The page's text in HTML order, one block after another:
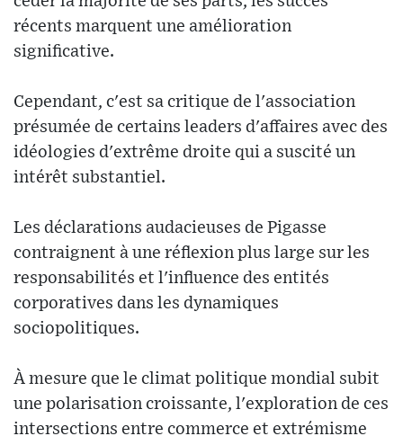
récents marquent une amélioration
significative.
Cependant, c'est sa critique de l'association
présumée de certains leaders d'affaires avec des
idéologies d'extrême droite qui a suscité un
intérêt substantiel.
Les déclarations audacieuses de Pigasse
contraignent à une réflexion plus large sur les
responsabilités et l'influence des entités
corporatives dans les dynamiques
sociopolitiques.
À mesure que le climat politique mondial subit
une polarisation croissante, l'exploration de ces
intersections entre commerce et extrémisme